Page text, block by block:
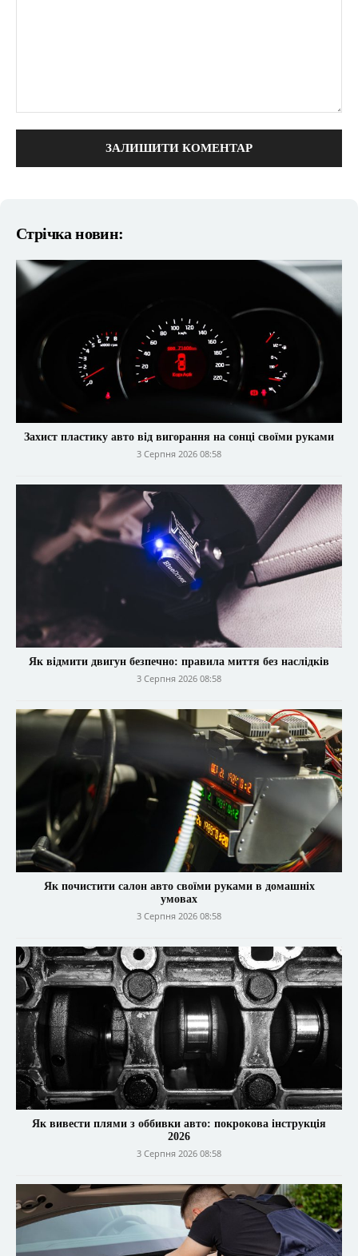
Стрічка новин:
Захист пластику авто від вигорання на сонці своїми руками
3 Серпня 2026 08:58
Як відмити двигун безпечно: правила миття без наслідків
3 Серпня 2026 08:58
Як почистити салон авто своїми руками в домашніх
умовах
3 Серпня 2026 08:58
Як вивести плями з оббивки авто: покрокова інструкція
2026
3 Серпня 2026 08:58